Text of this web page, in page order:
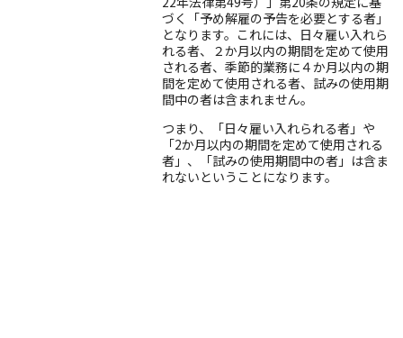
づく「予め解雇の予告を必要とする者」
となります。これには、日々雇い入れら
れる者、２か月以内の期間を定めて使用
される者、季節的業務に４か月以内の期
間を定めて使用される者、試みの使用期
間中の者は含まれません。
つまり、「日々雇い入れられる者」や
「2か月以内の期間を定めて使用される
者」、「試みの使用期間中の者」は含ま
れないということになります。